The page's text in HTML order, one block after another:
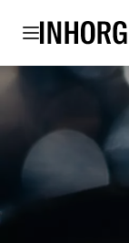
Navigation